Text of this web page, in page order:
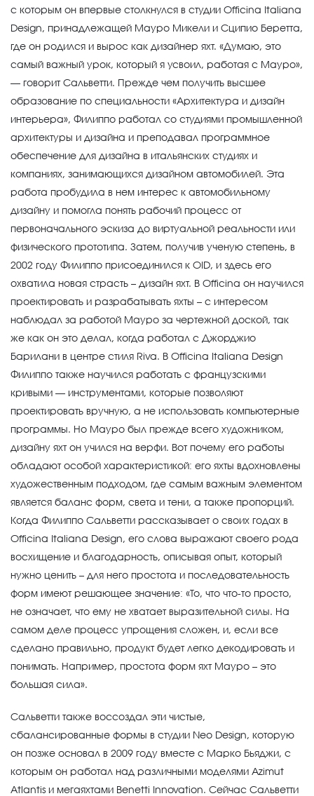
с которым он впервые столкнулся в студии Officina Italiana
Design, принадлежащей Мауро Микели и Сципио Беретта,
где он родился и вырос как дизайнер яхт. «Думаю, это
самый важный урок, который я усвоил, работая с Мауро»,
— говорит Сальветти. Прежде чем получить высшее
образование по специальности «Архитектура и дизайн
интерьера», Филиппо работал со студиями промышленной
архитектуры и дизайна и преподавал программное
обеспечение для дизайна в итальянских студиях и
компаниях, занимающихся дизайном автомобилей. Эта
работа пробудила в нем интерес к автомобильному
дизайну и помогла понять рабочий процесс от
первоначального эскиза до виртуальной реальности или
физического прототипа. Затем, получив ученую степень, в
2002 году Филиппо присоединился к OID, и здесь его
охватила новая страсть – дизайн яхт. В Officina он научился
проектировать и разрабатывать яхты – с интересом
наблюдал за работой Мауро за чертежной доской, так
же как он это делал, когда работал с Джорджио
Барилани в центре стиля Riva. В Officina Italiana Design
Филиппо также научился работать с французскими
кривыми — инструментами, которые позволяют
проектировать вручную, а не использовать компьютерные
программы. Но Мауро был прежде всего художником,
дизайну яхт он учился на верфи. Вот почему его работы
обладают особой характеристикой: его яхты вдохновлены
художественным подходом, где самым важным элементом
является баланс форм, света и тени, а также пропорций.
Когда Филиппо Сальветти рассказывает о своих годах в
Officina Italiana Design, его слова выражают своего рода
восхищение и благодарность, описывая опыт, который
нужно ценить – для него простота и последовательность
форм имеют решающее значение: «То, что что-то просто,
не означает, что ему не хватает выразительной силы. На
самом деле процесс упрощения сложен, и, если все
сделано правильно, продукт будет легко декодировать и
понимать. Например, простота форм яхт Мауро – это
большая сила».
Сальветти также воссоздал эти чистые,
сбалансированные формы в студии Neo Design, которую
он позже основал в 2009 году вместе с Марко Бьяджи, с
которым он работал над различными моделями Azimut
Atlantis и мегаяхтами Benetti Innovation. Сейчас Сальветти